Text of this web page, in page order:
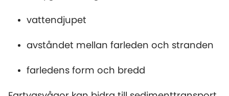
vattendjupet
avståndet mellan farleden och stranden
farledens form och bredd